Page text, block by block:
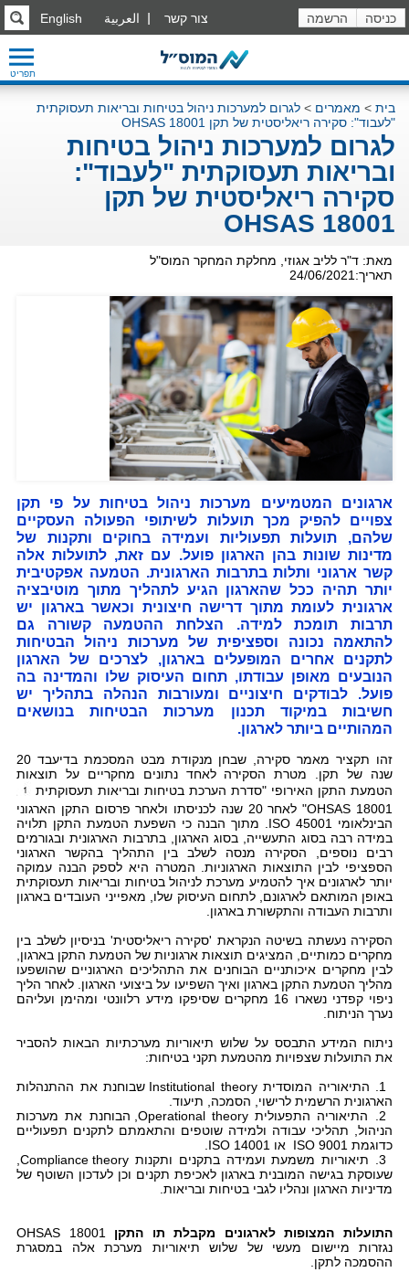
כניסה הרשמה English العربية צור קשר
תפריט
בית > מאמרים > לגרום למערכות ניהול בטיחות ובריאות תעסוקתית
"לעבוד": סקירה ריאליסטית של תקן OHSAS 18001
לגרום למערכות ניהול בטיחות
ובריאות תעסוקתית "לעבוד":
סקירה ריאליסטית של תקן
OHSAS 18001
מאת: ד"ר לליב אגוזי, מחלקת המחקר המוס"ל
תאריך:24/06/2021
ארגונים המטמיעים מערכות ניהול בטיחות על פי תקן
צפויים להפיק מכך תועלות לשיתופי הפעולה העסקיים
שלהם, תועלות תפעוליות ועמידה בחוקים ותקנות של
מדינות שונות בהן הארגון פועל. עם זאת, לתועלות אלה
קשר ארגוני ותלות בתרבות הארגונית. הטמעה אפקטיבית
יותר תהיה ככל שהארגון הגיע לתהליך מתוך מוטיבציה
ארגונית לעומת מתוך דרישה חיצונית וכאשר בארגון יש
תרבות תומכת למידה. הצלחת ההטמעה קשורה גם
להתאמה נכונה וספציפית של מערכות ניהול הבטיחות
לתקנים אחרים המופעלים בארגון, לצרכים של הארגון
הנובעים מאופן עבודתו, תחום העיסוק שלו והמדינה בה
פועל. לבודקים חיצוניים ומעורבות הנהלה בתהליך יש
חשיבות במיקוד תכנון מערכות הבטיחות בנושאים
המהותיים ביותר לארגון.
זהו תקציר מאמר סקירה, שבחן מנקודת מבט המסכמת בדיעבד 20
שנה של תקן. מטרת הסקירה לאחד נתונים מחקריים על תוצאות
הטמעת התקן האירופי "סדרת הערכת בטיחות ובריאות תעסוקתית
18001
OHSAS
" לאחר 20 שנה לכניסתו ולאחר פרסום התקן הארגוני
הבינלאומי
ISO 45001 . מתוך הבנה כי השפעת הטמעת התקן תלויה
במידה רבה בסוג התעשייה, בסוג הארגון, בתרבות הארגונית ובגורמים
רבים נוספים, הסקירה מנסה לשלב בין התהליך בהקשר הארגוני
הספציפי לבין התוצאות הארגוניות. המטרה היא לספק הבנה עמוקה
יותר לארגונים איך להטמיע מערכת לניהול בטיחות ובריאות תעסוקתית
באופן המותאם לארגונם, לתחום העיסוק שלו, מאפייני העובדים בארגון
ותרבות העבודה והתקשורת בארגון.
הסקירה נעשתה בשיטה הנקראת 'סקירה ריאליסטית' בניסיון לשלב בין
מחקרים כמותיים, המציגים תוצאות ארגוניות של הטמעת התקן בארגון,
לבין מחקרים איכותניים הבוחנים את התהליכים הארגוניים שהושפעו
מהליך הטמעת התקן בארגון ואיך השפיעו על ביצועי הארגון. לאחר הליך
ניפוי קפדני נשארו 16 מחקרים שסיפקו מידע רלוונטי ומהימן ועליהם
נערך הניתוח.
ניתוח המידע התבסס על שלוש תיאוריות מערכתיות הבאות להסביר
את התועלות שצפויות מהטמעת תקני בטיחות:
1. התיאוריה המוסדית Institutional theory שבוחנת את ההתנהלות
הארגונית הרשמית לרישוי, הסמכה, תיעוד.
2. התיאוריה התפעולית Operational theory, הבוחנת את מערכות
הניהול, תהליכי עבודה ולמידה שוטפים והתאמתם לתקנים תפעוליים
כדוגמת ISO 9001 או ISO 14001.
שעוסקת בגישה המובנית בארגון לאכיפת תקנים וכן לעדכון השוטף של
מדיניות הארגון ונהליו לגבי בטיחות ובריאות.
התועלות המצופות לארגונים מקבלת תו התקן
OHSAS 18001
נגזרות מיישום מעשי של שלוש תיאוריות מערכת אלה במסגרת
ההסמכה לתקן.